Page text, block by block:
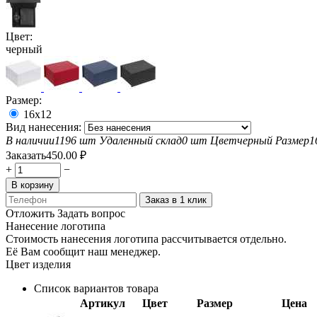
Цвет:
черный
Размер:
16х12
Вид нанесения:
В наличии1196 шт Удаленный склад0 шт Цветчерный Размер
Заказать450.00 ₽
+
−
В корзину
Заказ в 1 клик
Отложить Задать вопрос
Нанесение логотипа
Стоимость нанесения логотипа рассчитывается отдельно.
Её Вам сообщит наш менеджер.
Цвет изделия
Список вариантов товара
Артикул
Цвет Размер Цена